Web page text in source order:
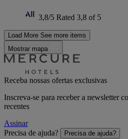
3,8/5 Rated 3,8 of 5
Load More See more items
Mostrar mapa
Receba nossas ofertas exclusivas
Inscreva-se para receber a newsletter
recentes
Assinar
Precisa de ajuda?
Precisa de ajuda?